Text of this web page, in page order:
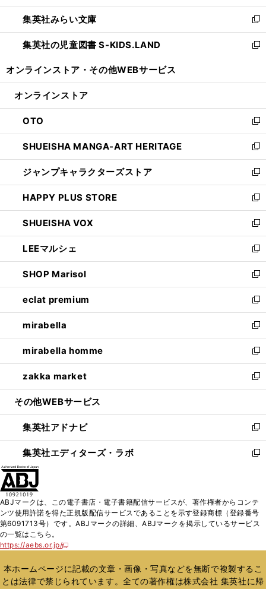
開
く
ウ
で
開
く
ン
ド
ウ
で
ウ
ィ
ン
ド
開
集英社みらい文庫
新
し
い
ン
ウ
で
開
く
集英社の児童図書 S-KIDS.LAND
新
ウ
ン
ド
ウ
で
開
く
オンラインストア・ その他WEBサービス
オンラインストア
OTO
新
し
い
ウ
ィ
ン
ド
ウ
で
開
く
SHUEISHA MANGA-ART HERITAGE
新
し
い
ウ
ィ
ン
ド
ウ
で
開
く
ジャンプキャラクターズストア
新
し
い
ウ
ィ
ン
ド
ウ
で
開
く
HAPPY PLUS STORE
新
し
い
ウ
ィ
ン
ド
ウ
で
開
く
SHUEISHA VOX
新
し
い
ウ
ィ
ン
ド
ウ
で
開
く
LEEマルシェ
新
し
い
ウ
ィ
ン
ド
ウ
で
開
く
SHOP Marisol
新
し
い
ウ
ィ
ン
ド
ウ
で
開
eclat premium
新
し
い
ウ
ィ
ン
ド
ウ
開
く
mirabella
新
し
い
ウ
ィ
ン
ウ
で
開
く
mirabella homme
新
し
い
ウ
ン
ド
ウ
で
zakka market
新
し
ウ
ィ
ン
ド
く
その他WEBサービス
集英社アドナビ
新
し
い
ド
ウ
で
集英社エディターズ・ラボ
新
ィ
ン
ド
開
く
ABJマークは、この電子書店・電子書籍配信サービスが、著作権者からコンテ
ンツ使用許諾を得た正規版配信サービスであることを示す登録商標（登録番号
第6091713号）です。ABJマークの詳細、ABJマークを掲示しているサービス
の一覧はこちら。
https://aebs.or.jp/
新
い
ウ
ィ
本ホームページに記載の文章・画像・写真などを無断で複製するこ
とは法律で禁じられています。全ての著作権は株式会社 集英社に帰